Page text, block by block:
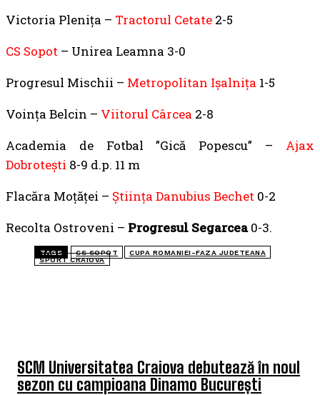
SCM Universitatea Craiova debutează în noul
sezon cu campioana Dinamo București
Victoria Pleniţa – Tractorul Cetate 2-5
CS Sopot – Unirea Leamna 3-0
Progresul Mischii – Metropolitan Işalniţa 1-5
Voinţa Belcin – Viitorul Cârcea 2-8
Academia de Fotbal ”Gică Popescu” – Ajax
Dobroteşti 8-9 d.p. 11 m
Flacăra Moţăţei – Ştiinţa Danubius Bechet 0-2
Recolta Ostroveni – Progresul Segarcea0-3.
TAGS CS SOPOT
CUPA ROMANIEI-FAZA JUDETEANA
SPORT CRAIOVA